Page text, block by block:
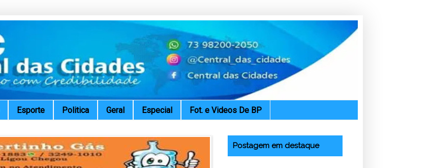
Esporte Politica Geral Especial Fot. e Videos De BP
Postagem em destaque